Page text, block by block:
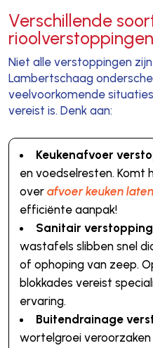
Verschillende
Niet alle verstoppingen
Lambertschaag
veelvoorkomende
vereist is. Denk aan:
Keukenafvoer
en voedselresten. Komt
over afvoer keuken
efficiënte aanpak!
Sanitair verstopping
wastafels slibben snel
of ophoping van zeep.
blokkades vereist
ervaring.
Buitendrainage
wortelgroei veroorzaken